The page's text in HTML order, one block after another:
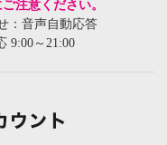
注意ください。
：音声自動応答
9:00～21:00